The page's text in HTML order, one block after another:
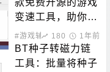
款免费开源的游戏
变速工具，助你突
破游戏原本的帧率
限制
#游戏辅助 180 1年前
BT种子转磁力链
工具：批量将种子